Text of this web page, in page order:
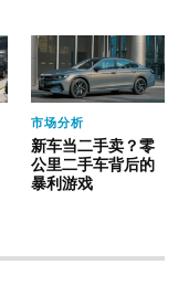
市场分析
新车当二手卖？零
公里二手车背后的
暴利游戏